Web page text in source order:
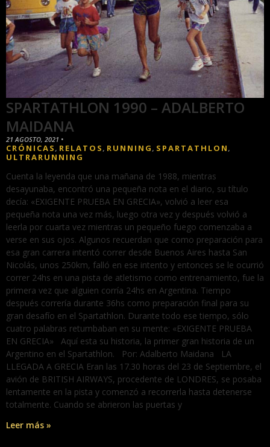
SPARTATHLON 1990 – ADALBERTO
MAIDANA
21 AGOSTO, 2021 •
CRÓNICAS , RELATOS , RUNNING , SPARTATHLON ,
ULTRARUNNING
Cuenta la leyenda que una mañana de 1988, mientras
desayunaba, encontró una pequeña nota en el diario, su título
decía: «EXIGENTE PRUEBA EN GRECIA», volvió a leer esa
pequeña nota una vez más, luego otra vez y después volvió a
leerla por cuarta vez mientras un pequeño fuego comenzaba a
verse en sus ojos. Algunos recuerdan que como preparación para
esa gran carrera intentó correr desde Buenos Aires hasta San
Nicolás, unos 250km, falló en ese intento y entonces se le ocurrió
correr 24hs en una pista de atletismo como entrenamiento, fue la
primera vez que alguien corría 24hs en Argentina. Tiempo
después correría durante 36hs como preparación final para su
gran desafío en el Spartathlon. Durante todo ese tiempo, sólo
cuatro palabras retumbaban en su mente: «EXIGENTE PRUEBA
EN GRECIA» Aquí esta su historia, la primer gran historia de un
Argentino en el Spartathlon. Por: Adalberto Maidana LA
LLEGADA A GRECIA Eran las 17.30 horas del 23 de Septiembre, el
avión de BRITISH AIRWAYS, procedente de LONDRES, se posaba
lentamente en la pista y comenzó a recorrerla hasta detenerse
totalmente. Cuando se abrieron las puertas y
Leer más »